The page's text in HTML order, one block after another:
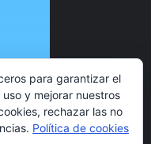
para garantizar el
y mejorar nuestros
rechazar las no
Política de cookies